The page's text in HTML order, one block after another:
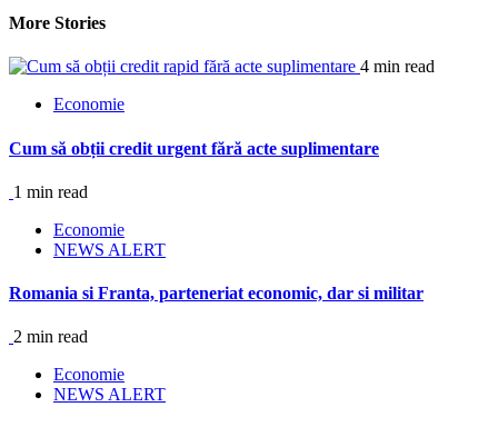
More Stories
4 min read
Economie
Cum să obții credit urgent fără acte suplimentare
1 min read
Economie
NEWS ALERT
Romania si Franta, parteneriat economic, dar si militar
2 min read
Economie
NEWS ALERT